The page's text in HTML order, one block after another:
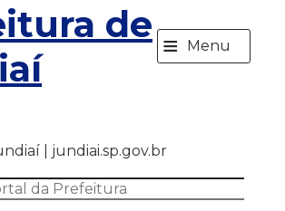
de ≡ Menu
| jundiai.sp.gov.br